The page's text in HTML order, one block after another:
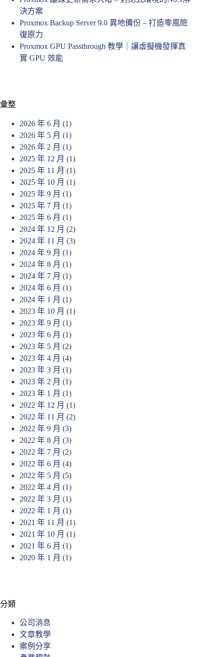
決方案
Proxmox Backup Server 9.0 異地備份 – 打造零風險
復原力
Proxmox GPU Passthrough 教學｜讓虛擬機發揮真
實 GPU 效能
彙整
2026 年 6 月 (1)
2026 年 5 月 (1)
2026 年 2 月 (1)
2025 年 12 月 (1)
2025 年 11 月 (1)
2025 年 10 月 (1)
2025 年 9 月 (1)
2025 年 7 月 (1)
2025 年 6 月 (1)
2024 年 12 月 (2)
2024 年 11 月 (3)
2024 年 9 月 (1)
2024 年 8 月 (1)
2024 年 7 月 (1)
2024 年 6 月 (1)
2024 年 1 月 (1)
2023 年 10 月 (1)
2023 年 9 月 (1)
2023 年 6 月 (1)
2023 年 5 月 (2)
2023 年 4 月 (4)
2023 年 3 月 (1)
2023 年 2 月 (1)
2023 年 1 月 (1)
2022 年 12 月 (1)
2022 年 11 月 (2)
2022 年 9 月 (3)
2022 年 8 月 (3)
2022 年 7 月 (2)
2022 年 6 月 (4)
2022 年 5 月 (5)
2022 年 4 月 (1)
2022 年 3 月 (1)
2022 年 1 月 (1)
2021 年 11 月 (1)
2021 年 10 月 (1)
2021 年 6 月 (1)
2020 年 1 月 (1)
分類
公司消息
文章教學
案例分享